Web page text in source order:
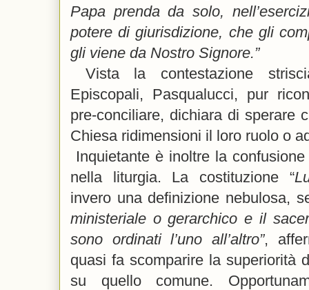
Papa prenda da solo,
potere di giurisdizione, che gli
gli viene da Nostro Signore.”
Vista la contestazione
Episcopali, Pasqualucci, pur
pre-conciliare, dichiara di sperare
Chiesa ridimensioni il loro ruolo o
Inquietante è inoltre la
nella liturgia. La costituzione “
invero una definizione nebulosa,
ministeriale o gerarchico e il
sono ordinati l’uno all’altro”,
quasi fa scomparire la superiorità
su quello comune.